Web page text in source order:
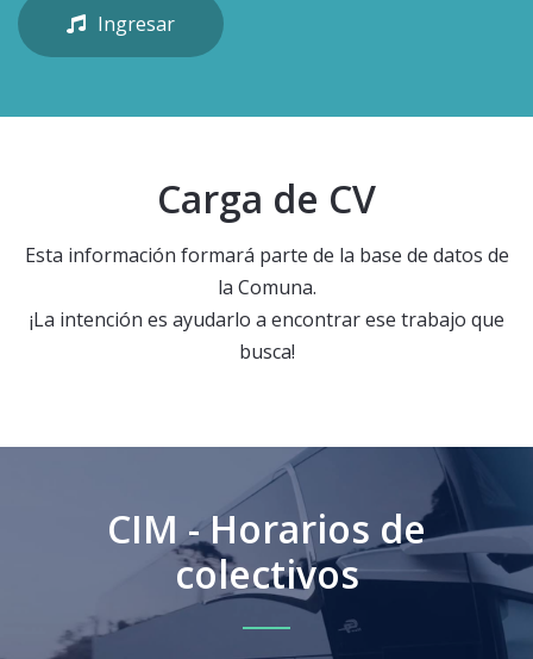
Ingresar
Carga de CV
Esta información formará parte de la base de datos de
la Comuna.
¡La intención es ayudarlo a encontrar ese trabajo que
busca!
CIM - Horarios de
colectivos